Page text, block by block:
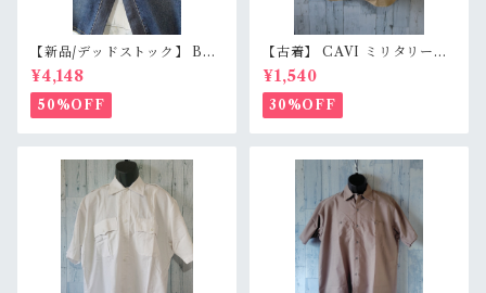
【新品/デッドストック】 BL
UE WAY ブルーウェイ 日本製
デニムショートパンツ S/M/L
（M1431-50） 膝下丈 職人加
工 アメカジ RankS
¥4,148
50%OFF
【古着】 CAVI ミリタリー風
半袖シャツ XL（身幅63cm）
ベージュ 金ボタン 80s ロック
エポレット オーバーサイズ Ra
nkB
¥1,540
30%OFF